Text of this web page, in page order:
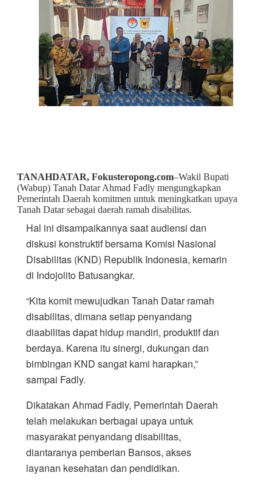
TANAHDATAR, Fokusteropong.com–Wakil Bupati
(Wabup) Tanah Datar Ahmad Fadly mengungkapkan
Pemerintah Daerah komitmen untuk meningkatkan upaya
Tanah Datar sebagai dae­rah ramah disabilitas.
Hal ini disampaikannya saat audiensi dan
diskusi konstruktif bersama Komisi Nasional
Disabilitas (KND) Republik Indonesia, kemarin
di Indojolito Batusangkar.
“Kita komit mewujudkan Tanah Datar ramah
disabilitas, dimana setiap penyandang
diaabilitas dapat hidup mandiri, pro­duktif dan
berdaya. Karena itu sinergi, dukungan dan
bimbingan KND sangat kami harapkan,”
sampai Fadly.
Dikatakan Ahmad Fadly, Pemerintah Daerah
telah melakukan berbagai upaya untuk
masyarakat penyandang disabilitas,
diantaranya pemberian Bansos, akses
layanan kesehatan dan pendidikan.